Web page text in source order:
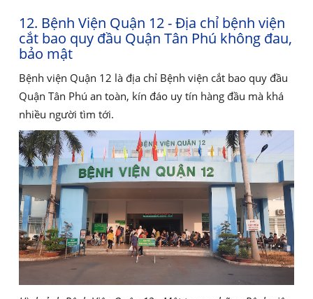
12. Bệnh Viện Quận 12 - Địa chỉ bệnh viện
cắt bao quy đầu Quận Tân Phú không đau,
bảo mật
Bệnh viện Quận 12 là địa chỉ Bệnh viện cắt bao quy đầu
Quận Tân Phú an toàn, kín đáo uy tín hàng đầu mà khá
nhiều người tìm tới.